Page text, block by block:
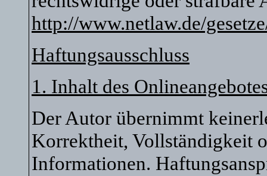
http://www.netlaw.de/
Haftungsausschluss
1. Inhalt des
Der Autor übernimmt
Korrektheit, Vollständigkeit
Informationen.